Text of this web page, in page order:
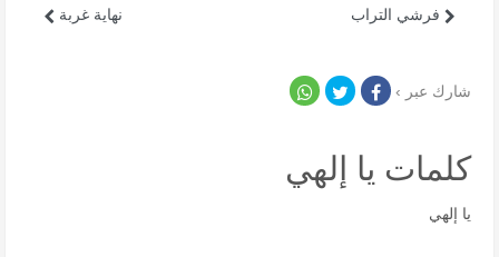
نهاية غربة فرشي التراب
شارك عبر ›
كلمات يا إلهي
يا إلهي